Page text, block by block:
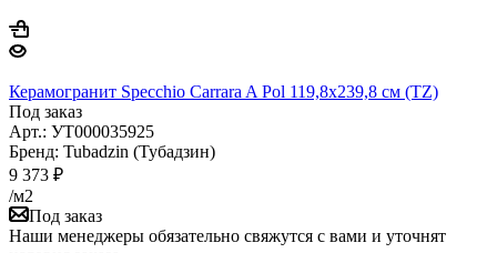
Керамогранит Specchio Carrara A Pol 119,8x239,8 см (TZ)
Под заказ
Арт.: УТ000035925
Бренд: Tubadzin (Тубадзин)
9 373 ₽
/м2
Под заказ
Наши менеджеры обязательно свяжутся с вами и уточнят